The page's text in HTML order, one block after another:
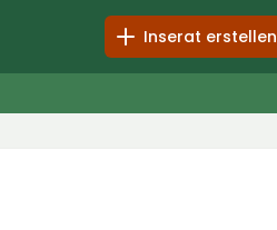
Inserat erstellen